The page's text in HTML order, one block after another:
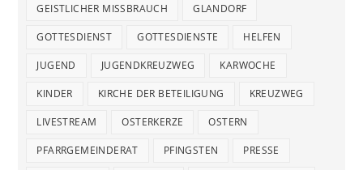
GEISTLICHER MISSBRAUCH GLANDORF
GOTTESDIENST GOTTESDIENSTE HELFEN
JUGEND JUGENDKREUZWEG KARWOCHE
KINDER KIRCHE DER BETEILIGUNG KREUZWEG
LIVESTREAM OSTERKERZE OSTERN
PFARRGEMEINDERAT PFINGSTEN PRESSE